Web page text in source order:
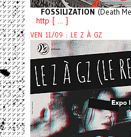
FOSSILIZATION (Death
http [ ... ]
VEN 11/09 : LE Z À GZ